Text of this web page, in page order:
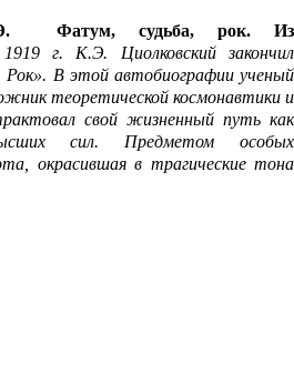
Фатум, судьба, рок. Из
г. К.Э. Циолковский закончил
Рок». В этой автобиографии ученый
теоретической кос­монавтики и
свой жизненный путь как
сил. Предметом особых
окрасившая в трагические тона